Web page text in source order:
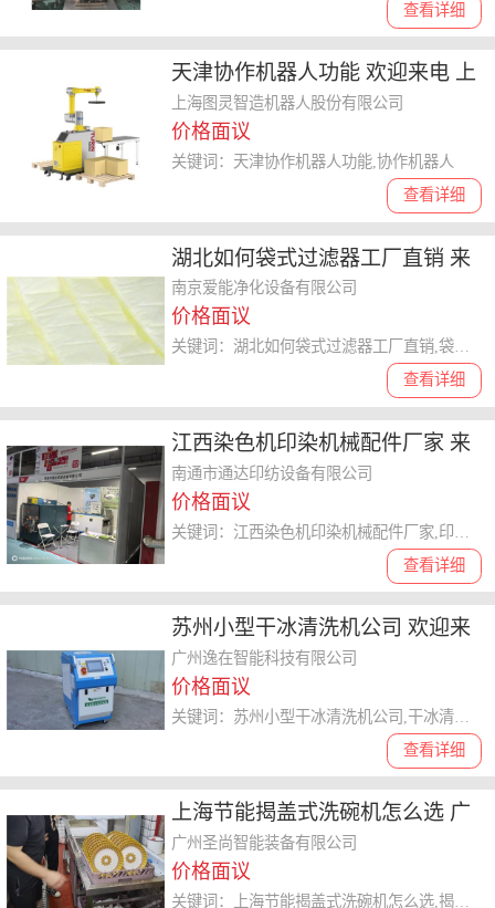
查看详细
天津协作机器人功能 欢迎来电 上
海图灵智造机器人股份供应
上海图灵智造机器人股份有限公司
价格面议
查看详细
关键词：天津协作机器人功能,协作机器人
湖北如何袋式过滤器工厂直销 来
电咨询 南京爱能净化设备供应
南京爱能净化设备有限公司
价格面议
查看详细
关键词：湖北如何袋式过滤器工厂直销,袋式过滤器
江西染色机印染机械配件厂家 来
电咨询 南通市通达印纺设备供应
南通市通达印纺设备有限公司
价格面议
查看详细
苏州小型干冰清洗机公司 欢迎来
电 广州逸在智能科技供应
广州逸在智能科技有限公司
价格面议
查看详细
上海节能揭盖式洗碗机怎么选 广
州圣尚智能装备供应
广州圣尚智能装备有限公司
价格面议